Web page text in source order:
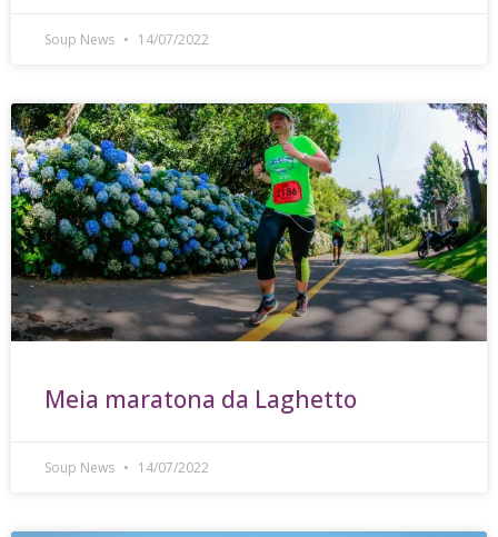
Soup News 14/07/2022
Meia maratona da Laghetto
Soup News 14/07/2022